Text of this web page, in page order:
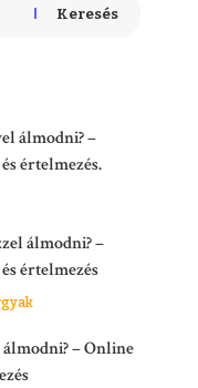
Keresés
álmodni? –
értelmezés.
álmodni? –
értelmezés
– Online